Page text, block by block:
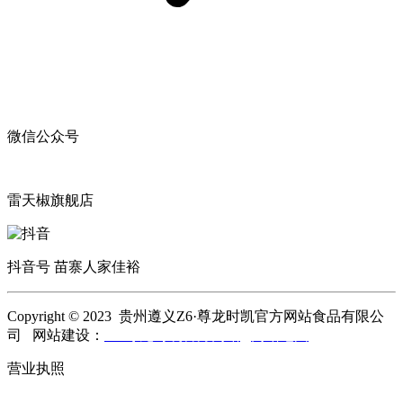
微信公众号
雷天椒旗舰店
抖音号 苗寨人家佳裕
Copyright © 2023 贵州遵义Z6·尊龙时凯官方网站食品有限公
司 网站建设：
营业执照